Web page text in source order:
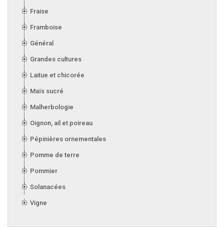
Fraise
Framboise
Général
Grandes cultures
Laitue et chicorée
Maïs sucré
Malherbologie
Oignon, ail et poireau
Pépinières ornementales
Pomme de terre
Pommier
Solanacées
Vigne